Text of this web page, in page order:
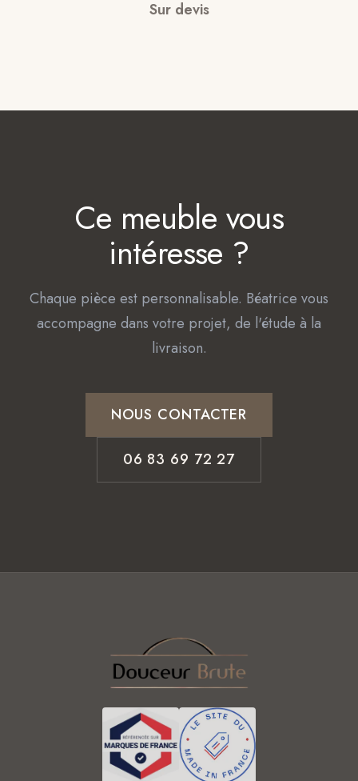
Sur devis
Ce meuble vous
intéresse ?
Chaque pièce est personnalisable. Béatrice vous
accompagne dans votre projet, de l'étude à la
livraison.
NOUS CONTACTER
06 83 69 72 27